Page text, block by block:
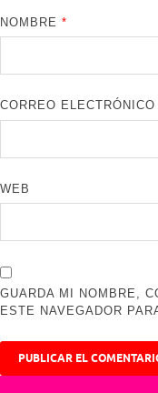
NOMBRE*
CORREO
WEB
GUARDA MI NOMBRE,
ESTE NAVEGADOR